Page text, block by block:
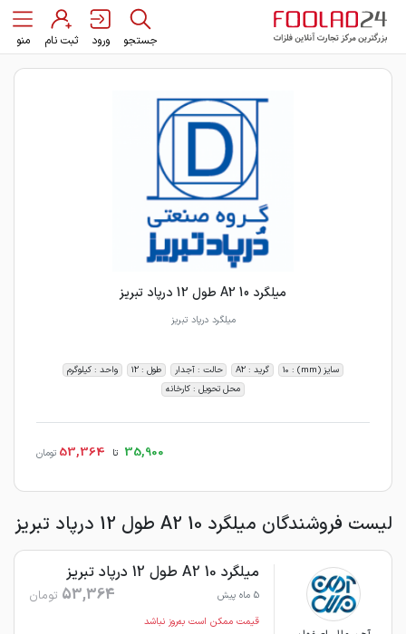
جستجو ورود ثبت نام منو
میلگرد 10 A2 طول 12 درپاد تبریز
میلگرد درپاد تبریز
سایز (mm) : 10 گرید : A2 حالت : آجدار طول : 12
واحد : کیلوگرم
محل تحویل : کارخانه
35,900 تا 53,364 تومان
لیست فروشندگان میلگرد 10 A2 طول 12 درپاد تبریز
میلگرد 10 A2 طول 12 درپاد تبریز
5 ماه پیش 53,364 تومان
قیمت ممکن است به‌روز نباشد